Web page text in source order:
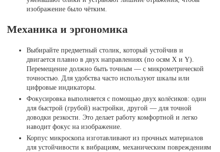
изображение было чётким.
Механика и эргономика
Выбирайте предметный столик, который устойчив и
двигается плавно в двух направлениях (по осям X и Y).
Перемещение должно быть точным — с микрометрической
точностью. Для удобства часто используют шкалы или
цифровые индикаторы.
Фокусировка выполняется с помощью двух колёсиков: один
для быстрой (грубой) настройки, другой — для точной
доводки резкости. Это делает работу комфортной и легко
наводит фокус на изображение.
Корпус микроскопа изготавливают из прочных материалов
для устойчивости к вибрациям, механическим повреждениям